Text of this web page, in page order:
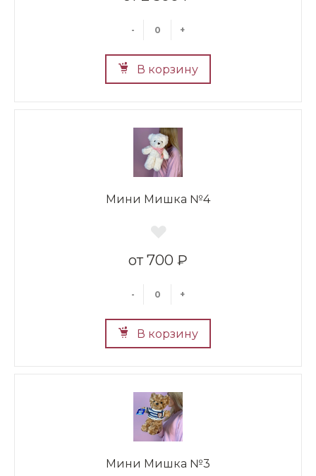
- +
В корзину
Мини Мишка №4
700 ₽
- +
В корзину
Мини Мишка №3